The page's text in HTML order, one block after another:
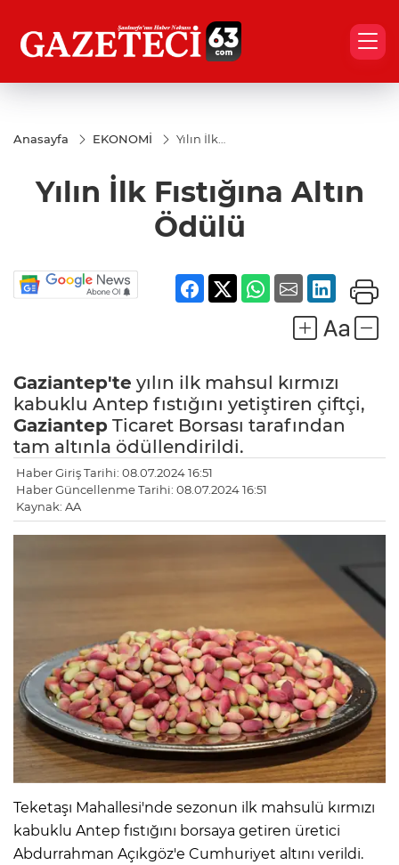
Anasayfa EKONOMİ
Yılın İlk
Ödülü
Yılın İlk Fıstığına Altın
Ödülü
Gaziantep'te yılın ilk mahsul kırmızı
kabuklu Antep fıstığını yetiştiren çiftçi,
Gaziantep Ticaret Borsası tarafından
tam altınla ödüllendirildi.
Haber Giriş Tarihi: 08.07.2024 16:51
Haber Güncellenme Tarihi: 08.07.2024 16:51
Kaynak: AA
Teketaşı Mahallesi'nde sezonun ilk mahsulü kırmızı
kabuklu Antep fıstığını borsaya getiren üretici
Abdurrahman Açıkgöz'e Cumhuriyet altını verildi.